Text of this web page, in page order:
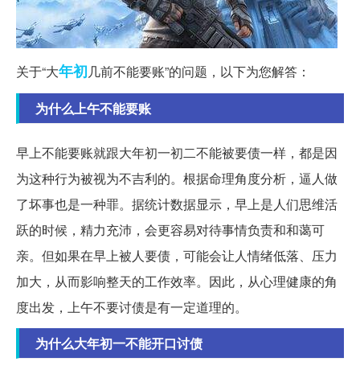
关于“大年初几前不能要账”的问题，以下为您解答：
为什么上午不能要账
早上不能要账就跟大年初一初二不能被要债一样，都是因
为这种行为被视为不吉利的。根据命理角度分析，逼人做
了坏事也是一种罪。据统计数据显示，早上是人们思维活
跃的时候，精力充沛，会更容易对待事情负责和和蔼可
亲。但如果在早上被人要债，可能会让人情绪低落、压力
加大，从而影响整天的工作效率。因此，从心理健康的角
度出发，上午不要讨债是有一定道理的。
为什么大年初一不能开口讨债